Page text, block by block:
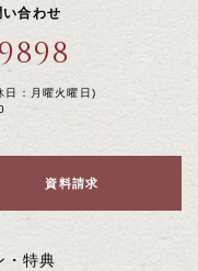
合わせ
：月曜火曜日)
資料請求
・特典